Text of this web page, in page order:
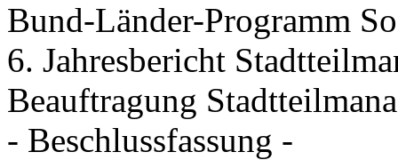
Bund-Länder-Programm
6. Jahresbericht
Beauftragung
- Beschlussfassung -